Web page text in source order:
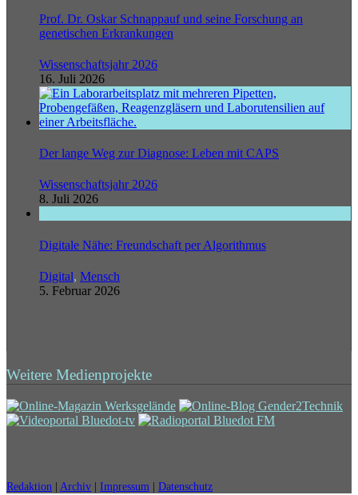
Prof. Dr. Oskar Schnappauf und seine Forschung an
genetischen Erkrankungen
Wissenschaftsjahr 2026
16. Juli 2026
Der lange Weg zur Diagnose: Leben mit CAPS
Wissenschaftsjahr 2026
8. Juli 2026
Digitale Nähe: Freundschaft per Algorithmus
Digital, Mensch
5. Februar 2026
Weitere Medienprojekte
Redaktion Archiv Impressum Datenschutz